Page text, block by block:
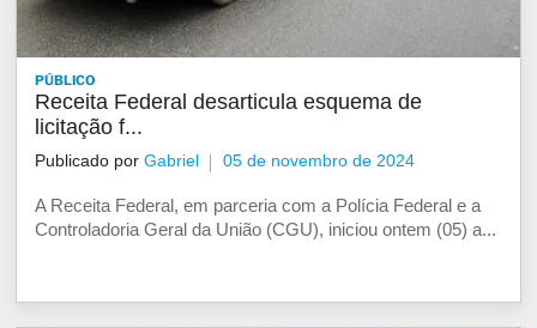
PÚBLICO
Receita Federal desarticula esquema de
licitação f...
Publicado porGabriel 05 de novembro de 2024
A Receita Federal, em parceria com a Polícia Federal e a
Controladoria Geral da União (CGU), iniciou ontem (05) a...